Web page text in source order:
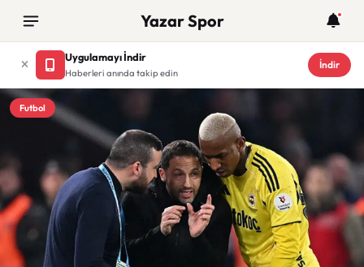
Yazar Spor
Uygulamayı İndir
Haberleri anında takip edin
İndir
Futbol